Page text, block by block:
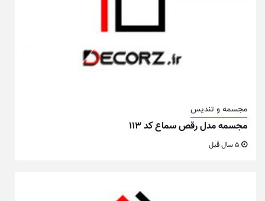
مجسمه و تندیس
مجسمه مدل رقص سماع کد ۱۱۳